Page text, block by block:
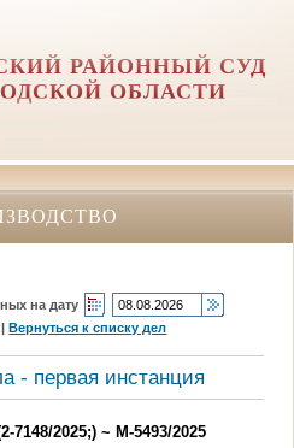
РАЙОННЫЙ СУД
ОБЛАСТИ
на дату
|Вернуться к списку дел
- первая инстанция
2025;) ~ М-5493/2025